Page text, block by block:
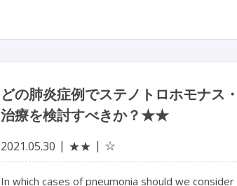
どの肺炎症例でステノトロホモナス
治療を検討すべきか？★★
2021.05.30 ★★ ☆
In which cases of pneumonia should we